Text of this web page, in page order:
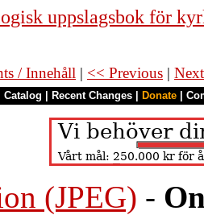
uppslagsbok för
/ Innehåll | << Previous |
Catalog Recent Changes Donate
(JPEG) -